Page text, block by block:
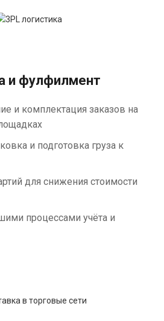
и фулфилмент
и комплектация заказов на
и подготовка груза к
для снижения стоимости
процессами учёта и